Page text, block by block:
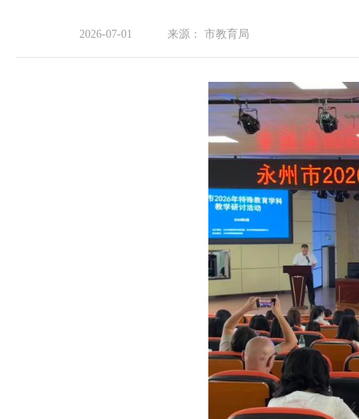
2026-07-01 来源： 市教育局